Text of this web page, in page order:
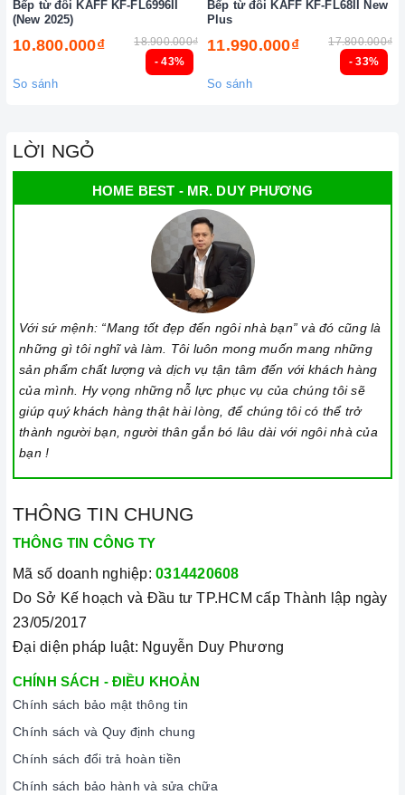
- 43%
Bếp từ đôi KAFF KF-FL6996II
(New 2025)
10.800.000₫ 18.900.000₫
So sánh
- 33%
Bếp từ đôi KAFF KF-FL68II New
Plus
11.990.000₫ 17.800.000₫
So sánh
LỜI NGỎ
HOME BEST - MR. DUY PHƯƠNG
Với sứ mệnh: “Mang tốt đẹp đến ngôi nhà bạn” và đó cũng là
những gì tôi nghĩ và làm. Tôi luôn mong muốn mang những
sản phẩm chất lượng và dịch vụ tận tâm đến với khách hàng
của mình. Hy vọng những nỗ lực phục vụ của chúng tôi sẽ
giúp quý khách hàng thật hài lòng, để chúng tôi có thể trở
thành người bạn, người thân gắn bó lâu dài với ngôi nhà của
bạn !
THÔNG TIN CHUNG
THÔNG TIN CÔNG TY
Mã số doanh nghiệp: 0314420608
Do Sở Kế hoạch và Đầu tư TP.HCM cấp Thành lập ngày
23/05/2017
Đại diện pháp luật: Nguyễn Duy Phương
CHÍNH SÁCH - ĐIỀU KHOẢN
Chính sách bảo mật thông tin
Chính sách và Quy định chung
Chính sách đổi trả hoàn tiền
Chính sách bảo hành và sửa chữa